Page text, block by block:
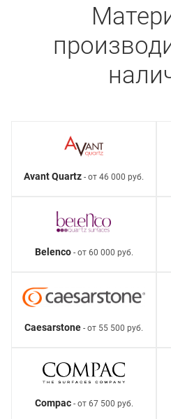
Avant Quartz - от 46 000 руб.
Belenco- от 60 000 руб.
Caesarstone - от 55 500 руб.
Compac- от 67 500 руб.